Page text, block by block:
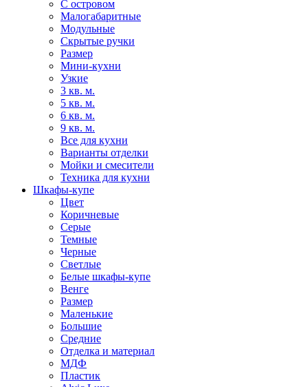
С островом
Малогабаритные
Модульные
Скрытые ручки
Размер
Мини-кухни
Узкие
3 кв. м.
5 кв. м.
6 кв. м.
9 кв. м.
Все для кухни
Варианты отделки
Мойки и смесители
Техника для кухни
Шкафы-купе
Цвет
Коричневые
Серые
Темные
Черные
Светлые
Белые шкафы-купе
Венге
Размер
Маленькие
Большие
Средние
Отделка и материал
МДФ
Пластик